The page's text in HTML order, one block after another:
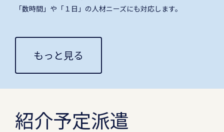
「数時間」や「１日」の人材ニーズにも対応します。
もっと見る
紹介予定派遣